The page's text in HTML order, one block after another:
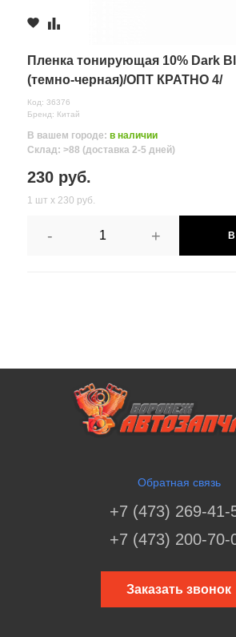
Пленка тонирующая 10% Dark
(темно-черная)/ОПТ КРАТНО 4/
Код: 36376
Бренд: Китай
В вашем городе: в наличии
Склад: >88 (доставка 2-5 дней)
230 руб.
1 шт х 230 руб.
- +
Обратная связь
+7 (473) 269-41-
+7 (473) 200-70-
Заказать звонок